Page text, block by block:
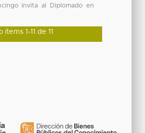
invita al Diplomado en
1-11 de 11